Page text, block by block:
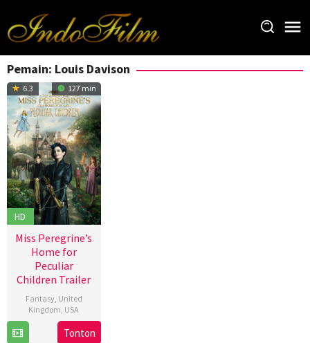
konten
Pemain: Louis Davison
6.3 127 min
HD
Miss Peregrine’s
Home for
Peculiar
Children Trailer
Fantasy, United
Kingdom USA
Lizzie
Tonton